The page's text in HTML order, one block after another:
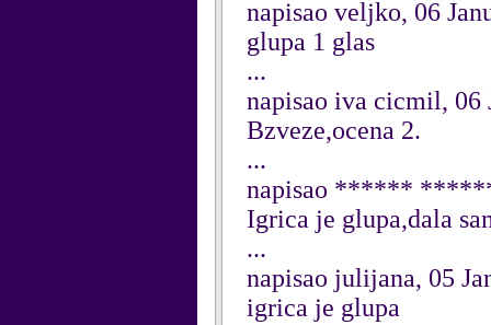
napisao veljko, 06
glupa 1 glas
...
napisao iva cicmil, 06
Bzveze,ocena 2.
...
napisao ******
Igrica je glupa,dala
...
napisao julijana, 05
igrica je glupa